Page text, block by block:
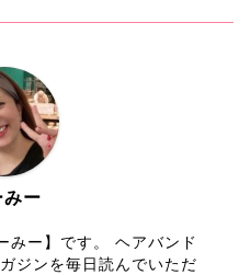
みー
みー】です。 ヘアバンド
ジンを毎日読んでいただ